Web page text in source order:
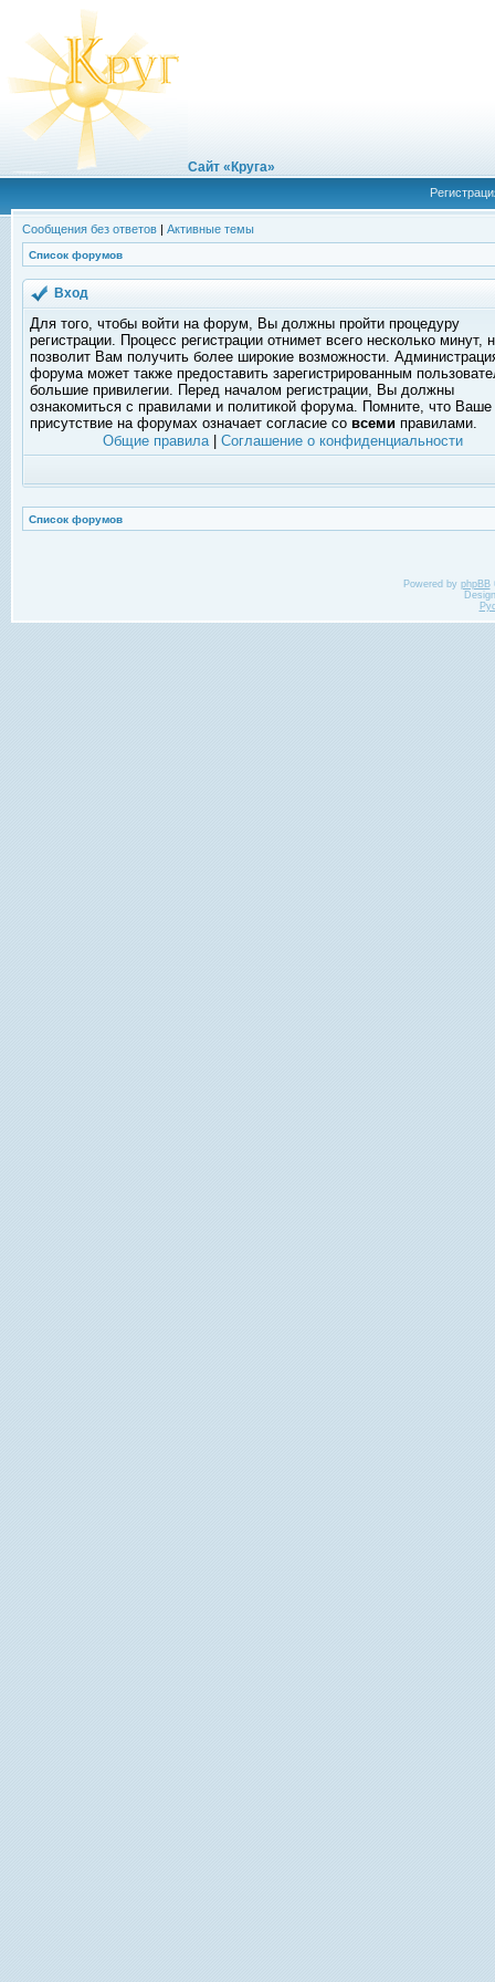
Сайт «Круга»
Сообщения без ответов | Активные темы
Список форумов
Вход
Для того, чтобы войти на форум, Вы должны пройти процедуру
регистрации. Процесс регистрации отнимет всего несколько минут,
позволит Вам получить более широкие возможности.
форума может также предоставить зарегистрированным
большие привилегии. Перед началом регистрации, Вы должны
ознакомиться с правилами и политикой форума. Помните, что Ваше
присутствие на форумах означает согласие со всеми правилами.
Общие правила| Соглашение о конфиденциальности
Список форумов
Powered by phpBB